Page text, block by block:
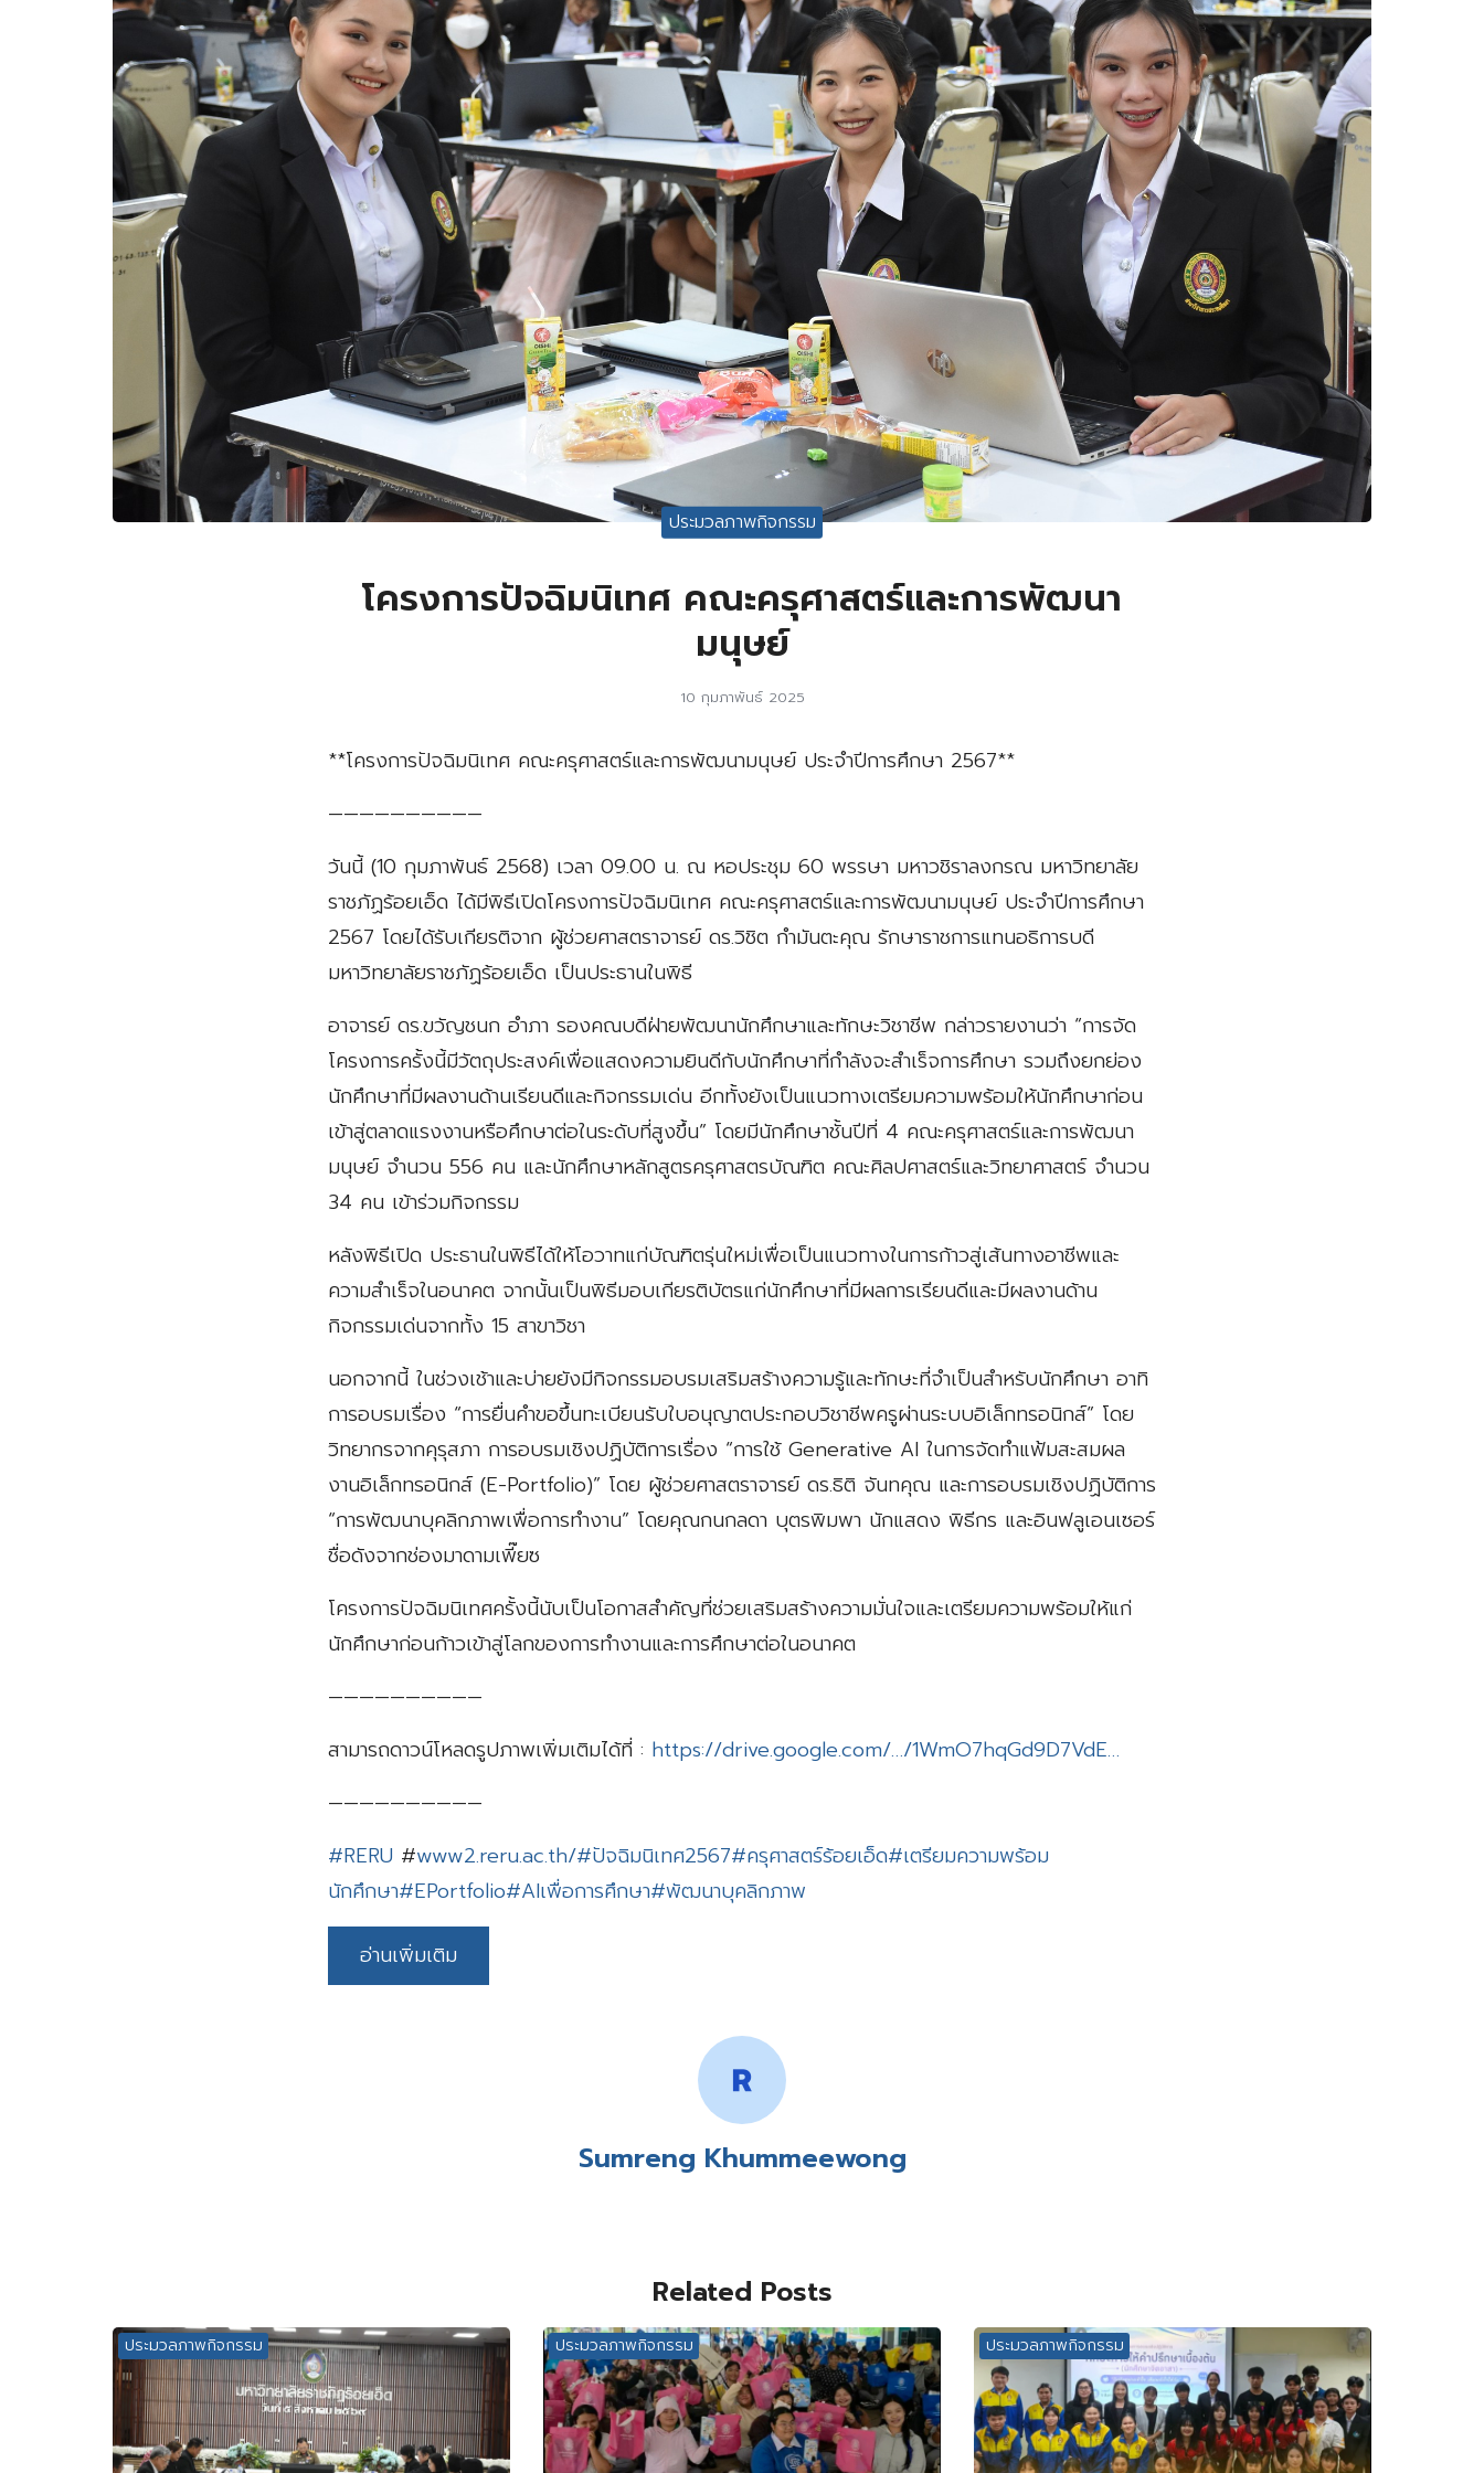
ประมวลภาพกิจกรรม
โครงการปัจฉิมนิเทศ คณะครุศาสตร์และการพัฒนา
มนุษย์
10 กุมภาพันธ์ 2025
**โครงการปัจฉิมนิเทศ คณะครุศาสตร์และการพัฒนามนุษย์ ประจำปีการศึกษา 2567**
——————————
วันนี้ (10 กุมภาพันธ์ 2568) เวลา 09.00 น. ณ หอประชุม 60 พรรษา มหาวชิราลงกรณ มหาวิทยาลัย
ราชภัฏร้อยเอ็ด ได้มีพิธีเปิดโครงการปัจฉิมนิเทศ คณะครุศาสตร์และการพัฒนามนุษย์ ประจำปีการศึกษา
2567 โดยได้รับเกียรติจาก ผู้ช่วยศาสตราจารย์ ดร.วิชิต กำมันตะคุณ รักษาราชการแทนอธิการบดี
มหาวิทยาลัยราชภัฏร้อยเอ็ด เป็นประธานในพิธี
อาจารย์ ดร.ขวัญชนก อำภา รองคณบดีฝ่ายพัฒนานักศึกษาและทักษะวิชาชีพ กล่าวรายงานว่า “การจัด
โครงการครั้งนี้มีวัตถุประสงค์เพื่อแสดงความยินดีกับนักศึกษาที่กำลังจะสำเร็จการศึกษา รวมถึงยกย่อง
นักศึกษาที่มีผลงานด้านเรียนดีและกิจกรรมเด่น อีกทั้งยังเป็นแนวทางเตรียมความพร้อมให้นักศึกษาก่อน
เข้าสู่ตลาดแรงงานหรือศึกษาต่อในระดับที่สูงขึ้น” โดยมีนักศึกษาชั้นปีที่ 4 คณะครุศาสตร์และการพัฒนา
มนุษย์ จำนวน 556 คน และนักศึกษาหลักสูตรครุศาสตรบัณฑิต คณะศิลปศาสตร์และวิทยาศาสตร์ จำนวน
34 คน เข้าร่วมกิจกรรม
หลังพิธีเปิด ประธานในพิธีได้ให้โอวาทแก่บัณฑิตรุ่นใหม่เพื่อเป็นแนวทางในการก้าวสู่เส้นทางอาชีพและ
ความสำเร็จในอนาคต จากนั้นเป็นพิธีมอบเกียรติบัตรแก่นักศึกษาที่มีผลการเรียนดีและมีผลงานด้าน
กิจกรรมเด่นจากทั้ง 15 สาขาวิชา
นอกจากนี้ ในช่วงเช้าและบ่ายยังมีกิจกรรมอบรมเสริมสร้างความรู้และทักษะที่จำเป็นสำหรับนักศึกษา อาทิ
การอบรมเรื่อง “การยื่นคำขอขึ้นทะเบียนรับใบอนุญาตประกอบวิชาชีพครูผ่านระบบอิเล็กทรอนิกส์” โดย
วิทยากรจากคุรุสภา การอบรมเชิงปฏิบัติการเรื่อง “การใช้ Generative AI ในการจัดทำแฟ้มสะสมผล
งานอิเล็กทรอนิกส์ (E-Portfolio)” โดย ผู้ช่วยศาสตราจารย์ ดร.ธิติ จันทคุณ และการอบรมเชิงปฏิบัติการ
“การพัฒนาบุคลิกภาพเพื่อการทำงาน” โดยคุณกนกลดา บุตรพิมพา นักแสดง พิธีกร และอินฟลูเอนเซอร์
ชื่อดังจากช่องมาดามเพี๊ยซ
โครงการปัจฉิมนิเทศครั้งนี้นับเป็นโอกาสสำคัญที่ช่วยเสริมสร้างความมั่นใจและเตรียมความพร้อมให้แก่
นักศึกษาก่อนก้าวเข้าสู่โลกของการทำงานและการศึกษาต่อในอนาคต
——————————
สามารถดาวน์โหลดรูปภาพเพิ่มเติมได้ที่ : https://drive.google.com/…/1WmO7hqGd9D7VdE…
——————————
#RERU #www2.reru.ac.th/#ปัจฉิมนิเทศ2567#ครุศาสตร์ร้อยเอ็ด#เตรียมความพร้อม
นักศึกษา#EPortfolio#AIเพื่อการศึกษา#พัฒนาบุคลิกภาพ
อ่านเพิ่มเติม
Sumreng Khummeewong
Related Posts
ประมวลภาพกิจกรรม ประมวลภาพกิจกรรม ประมวลภาพกิจกรรม